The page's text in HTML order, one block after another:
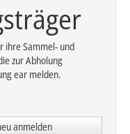
ihre Sammel- und
zur Abholung
ear melden.
anmelden